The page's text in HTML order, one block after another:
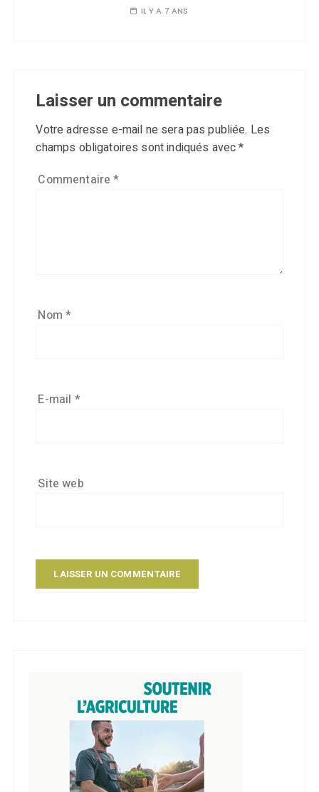
IL Y A 7 ANS
Laisser un commentaire
Votre adresse e-mail ne sera pas publiée. Les
champs obligatoires sont indiqués avec*
Commentaire*
Nom*
E-mail *
Site web